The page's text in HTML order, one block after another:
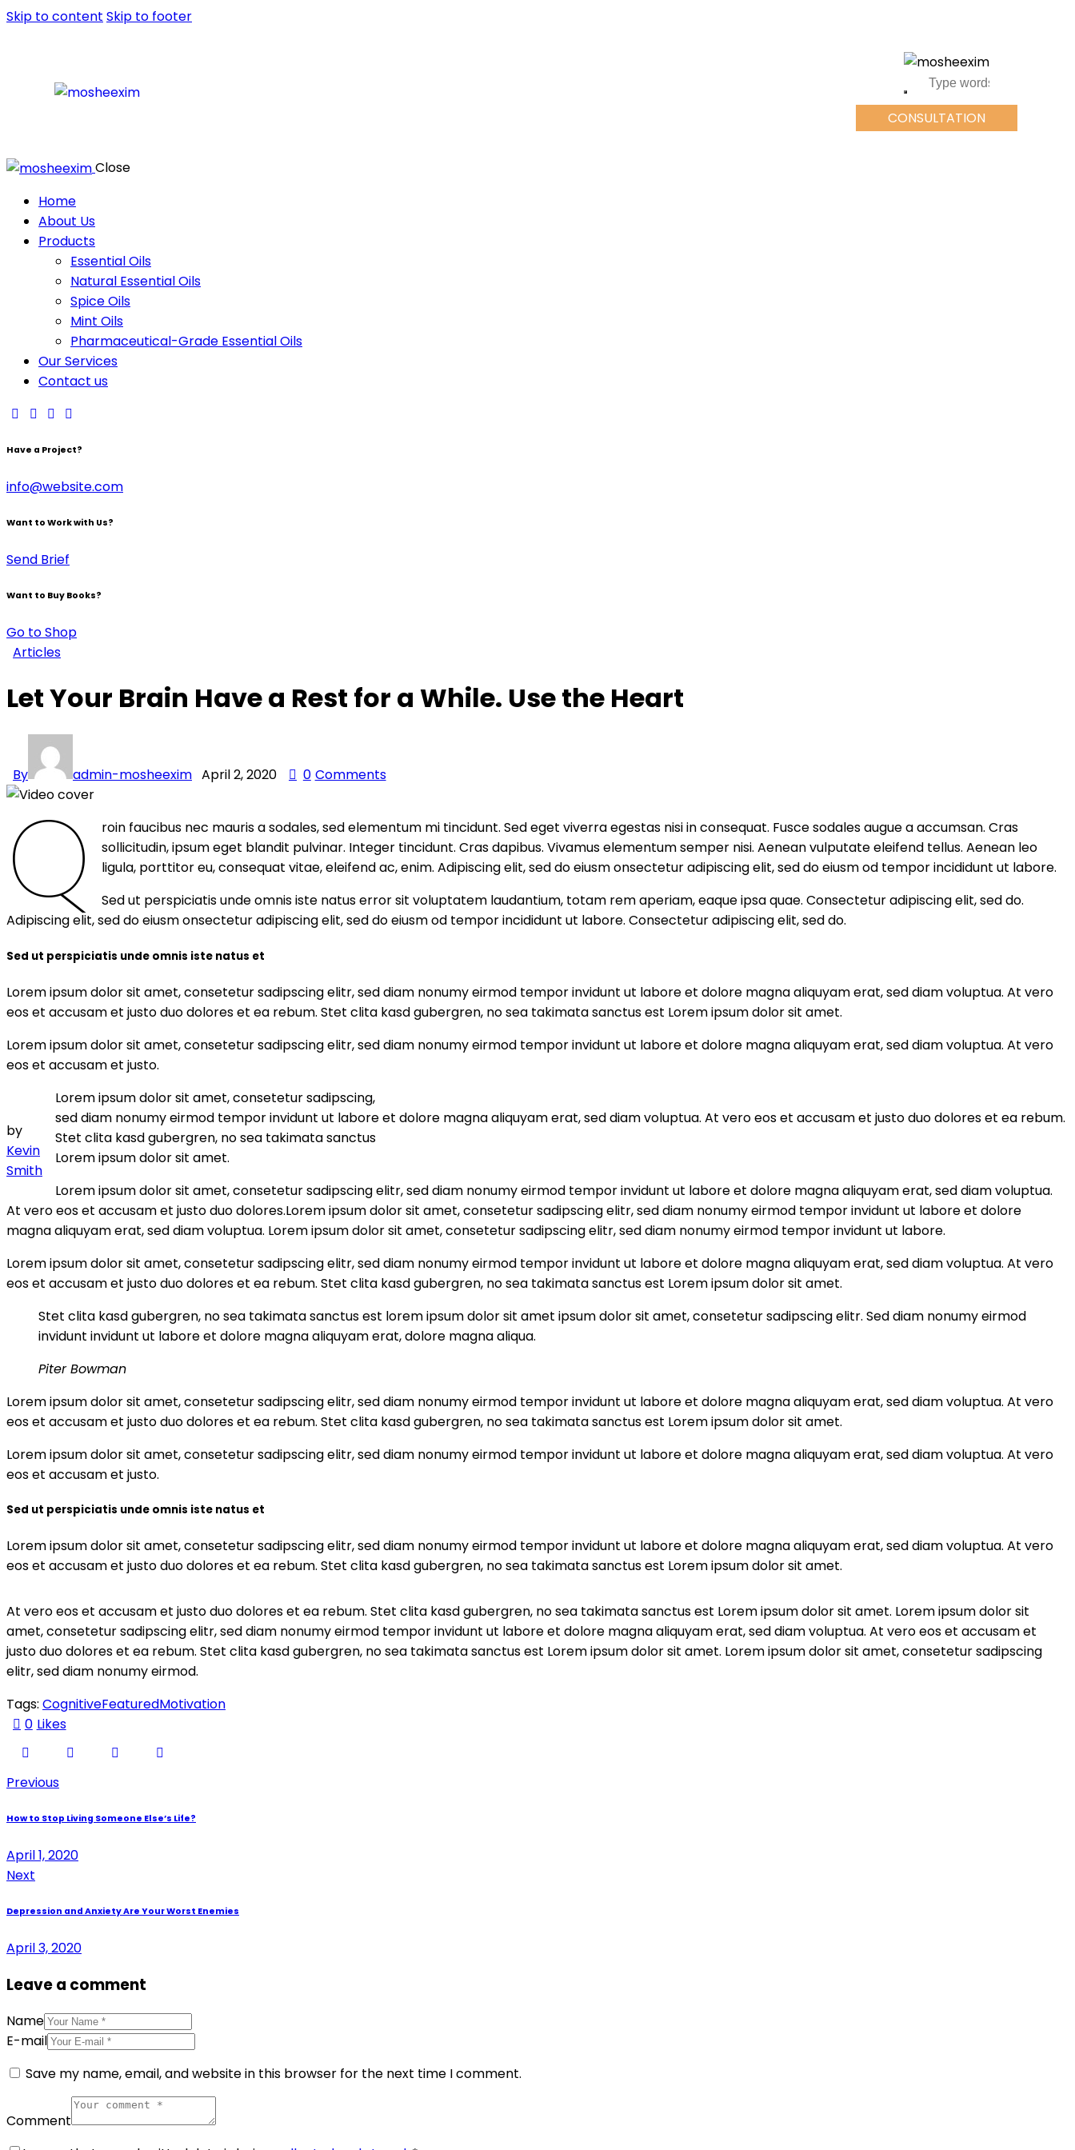
Skip to content Skip to footer
CONSULTATION
Close
Home
About Us
Products
Essential Oils
Natural Essential Oils
Spice Oils
Mint Oils
Pharmaceutical-Grade Essential Oils
Our Services
Contact us
Have a Project?
info@website.com
Want to Work with Us?
Send Brief
Want to Buy Books?
Go to Shop
Articles
Let Your Brain Have a Rest for a While. Use the Heart
By admin-mosheexim April 2, 2020 0 Comments
Q
roin faucibus nec mauris a sodales, sed elementum mi tincidunt. Sed eget viverra egestas nisi in consequat. Fusce sodales augue a accumsan. Cras
sollicitudin, ipsum eget blandit pulvinar. Integer tincidunt. Cras dapibus. Vivamus elementum semper nisi. Aenean vulputate eleifend tellus. Aenean leo
ligula, porttitor eu, consequat vitae, eleifend ac, enim. Adipiscing elit, sed do eiusm onsectetur adipiscing elit, sed do eiusm od tempor incididunt ut labore.
Sed ut perspiciatis unde omnis iste natus error sit voluptatem laudantium, totam rem aperiam, eaque ipsa quae. Consectetur adipiscing elit, sed do.
Adipiscing elit, sed do eiusm onsectetur adipiscing elit, sed do eiusm od tempor incididunt ut labore. Consectetur adipiscing elit, sed do.
Sed ut perspiciatis unde omnis iste natus et
Lorem ipsum dolor sit amet, consetetur sadipscing elitr, sed diam nonumy eirmod tempor invidunt ut labore et dolore magna aliquyam erat, sed diam voluptua. At vero
eos et accusam et justo duo dolores et ea rebum. Stet clita kasd gubergren, no sea takimata sanctus est Lorem ipsum dolor sit amet.
Lorem ipsum dolor sit amet, consetetur sadipscing elitr, sed diam nonumy eirmod tempor invidunt ut labore et dolore magna aliquyam erat, sed diam voluptua. At vero
eos et accusam et justo.
by
Kevin
Smith
Lorem ipsum dolor sit amet, consetetur sadipscing,
sed diam nonumy eirmod tempor invidunt ut labore et dolore magna aliquyam erat, sed diam voluptua. At vero eos et accusam et justo duo dolores et ea rebum.
Stet clita kasd gubergren, no sea takimata sanctus
Lorem ipsum dolor sit amet.
Lorem ipsum dolor sit amet, consetetur sadipscing elitr, sed diam nonumy eirmod tempor invidunt ut labore et dolore magna aliquyam erat, sed diam voluptua.
At vero eos et accusam et justo duo dolores.Lorem ipsum dolor sit amet, consetetur sadipscing elitr, sed diam nonumy eirmod tempor invidunt ut labore et dolore
magna aliquyam erat, sed diam voluptua. Lorem ipsum dolor sit amet, consetetur sadipscing elitr, sed diam nonumy eirmod tempor invidunt ut labore.
Lorem ipsum dolor sit amet, consetetur sadipscing elitr, sed diam nonumy eirmod tempor invidunt ut labore et dolore magna aliquyam erat, sed diam voluptua. At vero
eos et accusam et justo duo dolores et ea rebum. Stet clita kasd gubergren, no sea takimata sanctus est Lorem ipsum dolor sit amet.
Stet clita kasd gubergren, no sea takimata sanctus est lorem ipsum dolor sit amet ipsum dolor sit amet, consetetur sadipscing elitr. Sed diam nonumy eirmod
invidunt invidunt ut labore et dolore magna aliquyam erat, dolore magna aliqua.
Piter Bowman
Lorem ipsum dolor sit amet, consetetur sadipscing elitr, sed diam nonumy eirmod tempor invidunt ut labore et dolore magna aliquyam erat, sed diam voluptua. At vero
eos et accusam et justo duo dolores et ea rebum. Stet clita kasd gubergren, no sea takimata sanctus est Lorem ipsum dolor sit amet.
Lorem ipsum dolor sit amet, consetetur sadipscing elitr, sed diam nonumy eirmod tempor invidunt ut labore et dolore magna aliquyam erat, sed diam voluptua. At vero
eos et accusam et justo.
Sed ut perspiciatis unde omnis iste natus et
Lorem ipsum dolor sit amet, consetetur sadipscing elitr, sed diam nonumy eirmod tempor invidunt ut labore et dolore magna aliquyam erat, sed diam voluptua. At vero
eos et accusam et justo duo dolores et ea rebum. Stet clita kasd gubergren, no sea takimata sanctus est Lorem ipsum dolor sit amet.
At vero eos et accusam et justo duo dolores et ea rebum. Stet clita kasd gubergren, no sea takimata sanctus est Lorem ipsum dolor sit amet. Lorem ipsum dolor sit
amet, consetetur sadipscing elitr, sed diam nonumy eirmod tempor invidunt ut labore et dolore magna aliquyam erat, sed diam voluptua. At vero eos et accusam et
justo duo dolores et ea rebum. Stet clita kasd gubergren, no sea takimata sanctus est Lorem ipsum dolor sit amet. Lorem ipsum dolor sit amet, consetetur sadipscing
elitr, sed diam nonumy eirmod.
Tags: CognitiveFeaturedMotivation
0 Likes
Previous
How to Stop Living Someone Else’s Life?
April 1, 2020
Next
Depression and Anxiety Are Your Worst Enemies
April 3, 2020
Leave a comment
Name
E-mail
Save my name, email, and website in this browser for the next time I comment.
Comment